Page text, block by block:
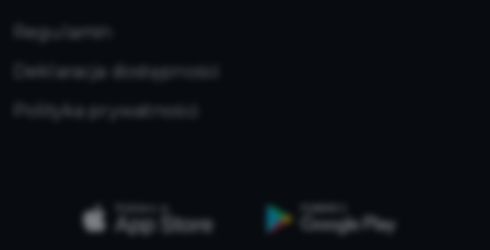
Regulamin
Deklaracja dostępności
Polityka prywatności